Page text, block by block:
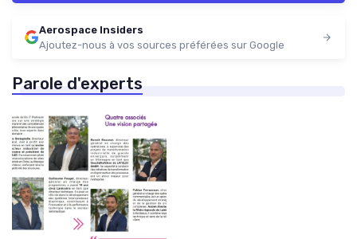
Aerospace Insiders
Ajoutez-nous à vos sources préférées sur Google
Parole d'experts